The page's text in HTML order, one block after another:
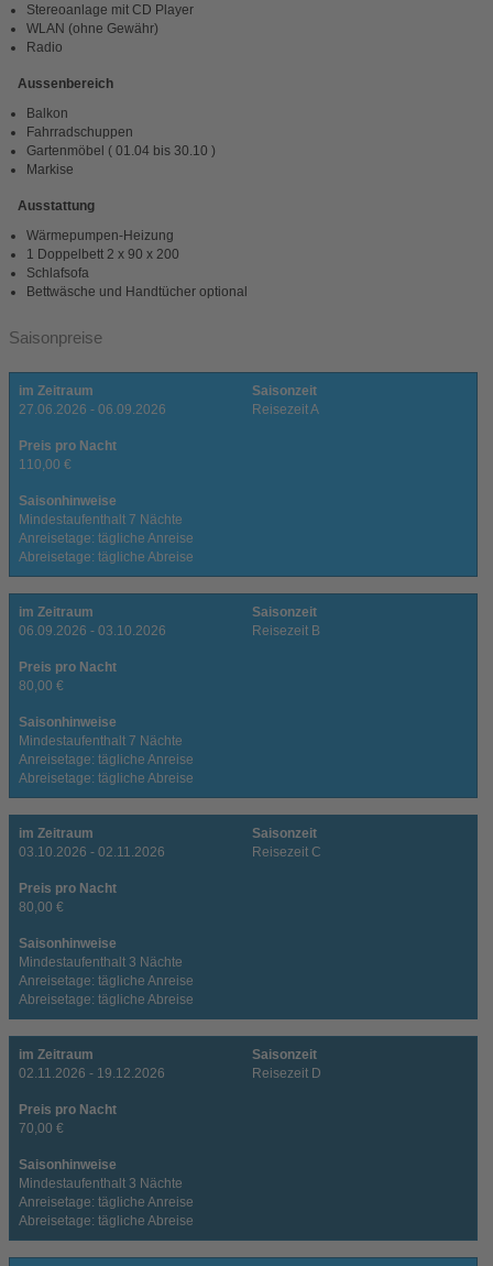
Stereoanlage mit CD Player
WLAN (ohne Gewähr)
Radio
Aussenbereich
Balkon
Fahrradschuppen
Gartenmöbel ( 01.04 bis 30.10 )
Markise
Ausstattung
Wärmepumpen-Heizung
1 Doppelbett 2 x 90 x 200
Schlafsofa
Bettwäsche und Handtücher optional
Saisonpreise
im Zeitraum
27.06.2026 - 06.09.2026
Saisonzeit
Reisezeit A
Preis pro Nacht
110,00 €
Saisonhinweise
Mindestaufenthalt 7 Nächte
Anreisetage: tägliche Anreise
Abreisetage: tägliche Abreise
im Zeitraum
06.09.2026 - 03.10.2026
Saisonzeit
Reisezeit B
Preis pro Nacht
80,00 €
Saisonhinweise
Mindestaufenthalt 7 Nächte
Anreisetage: tägliche Anreise
Abreisetage: tägliche Abreise
im Zeitraum
03.10.2026 - 02.11.2026
Saisonzeit
Reisezeit C
Preis pro Nacht
80,00 €
Saisonhinweise
Mindestaufenthalt 3 Nächte
Anreisetage: tägliche Anreise
Abreisetage: tägliche Abreise
im Zeitraum
02.11.2026 - 19.12.2026
Saisonzeit
Reisezeit D
Preis pro Nacht
70,00 €
Saisonhinweise
Mindestaufenthalt 3 Nächte
Anreisetage: tägliche Anreise
Abreisetage: tägliche Abreise